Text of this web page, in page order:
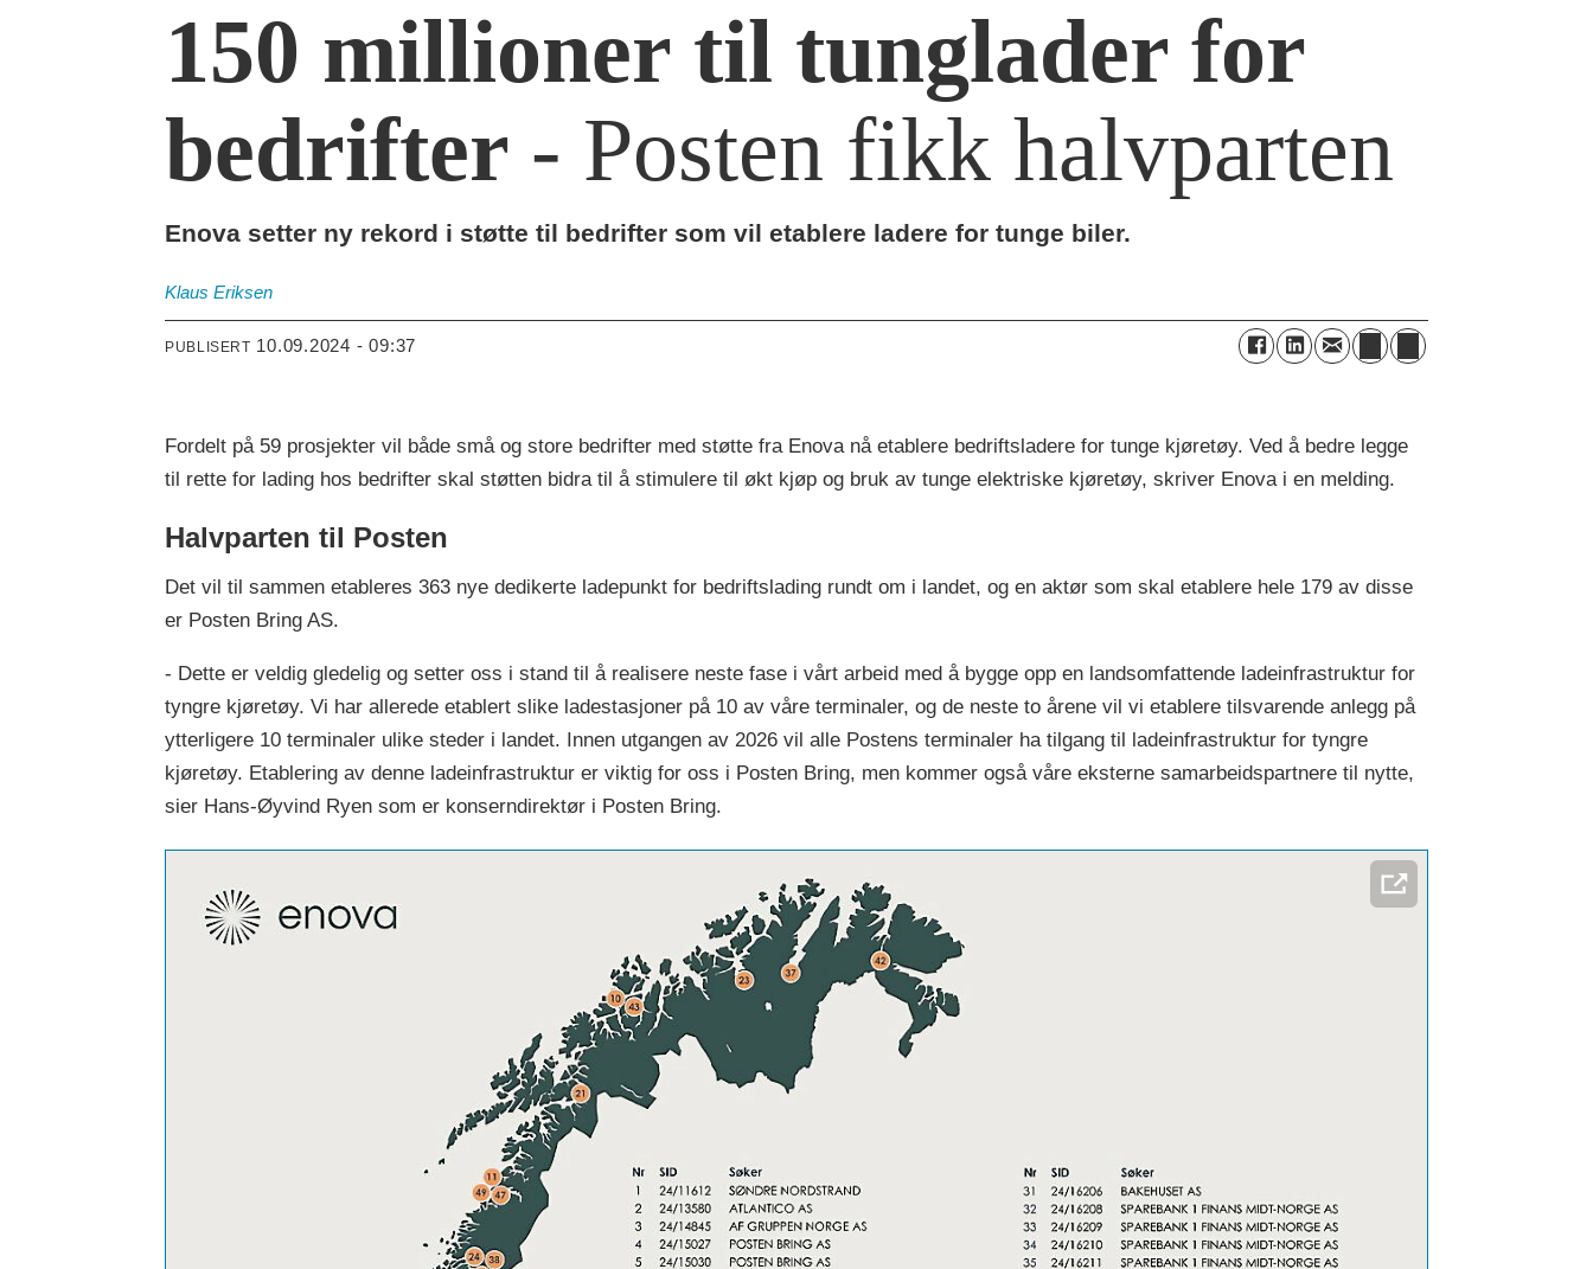
150 millioner til tunglader for
bedrifter - Posten fikk halvparten
Enova setter ny rekord i støtte til bedrifter som vil etablere ladere for tunge biler.
Klaus Eriksen
PUBLISERT 10.09.2024 - 09:37
Fordelt på 59 prosjekter vil både små og store bedrifter med støtte fra Enova nå etablere bedriftsladere for tunge kjøretøy. Ved å bedre legge
til rette for lading hos bedrifter skal støtten bidra til å stimulere til økt kjøp og bruk av tunge elektriske kjøretøy, skriver Enova i en melding.
Halvparten til Posten
Det vil til sammen etableres 363 nye dedikerte ladepunkt for bedriftslading rundt om i landet, og en aktør som skal etablere hele 179 av disse
er Posten Bring AS.
- Dette er veldig gledelig og setter oss i stand til å realisere neste fase i vårt arbeid med å bygge opp en landsomfattende ladeinfrastruktur for
tyngre kjøretøy. Vi har allerede etablert slike ladestasjoner på 10 av våre terminaler, og de neste to årene vil vi etablere tilsvarende anlegg på
ytterligere 10 terminaler ulike steder i landet. Innen utgangen av 2026 vil alle Postens terminaler ha tilgang til ladeinfrastruktur for tyngre
kjøretøy. Etablering av denne ladeinfrastruktur er viktig for oss i Posten Bring, men kommer også våre eksterne samarbeidspartnere til nytte,
sier Hans-Øyvind Ryen som er konserndirektør i Posten Bring.